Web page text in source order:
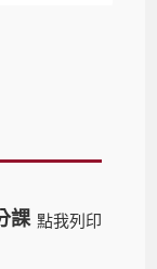
點我列印
課